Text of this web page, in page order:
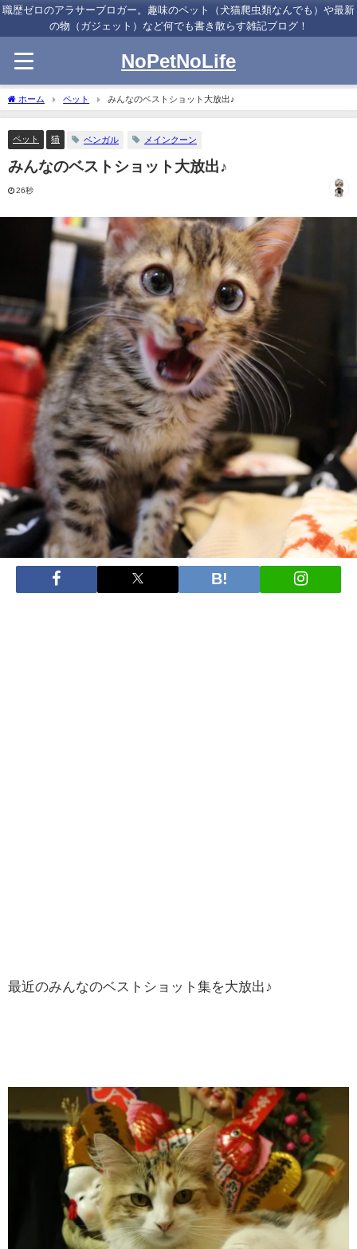
職歴ゼロのアラサーブロガー。趣味のペット（犬猫爬虫類なんでも）や最新
の物（ガジェット）など何でも書き散らす雑記ブログ！
NoPetNoLife
ホーム ペット みんなのベストショット大放出♪
ペット 猫 ベンガル メインクーン
みんなのベストショット大放出♪
26秒
最近のみんなのベストショット集を大放出♪